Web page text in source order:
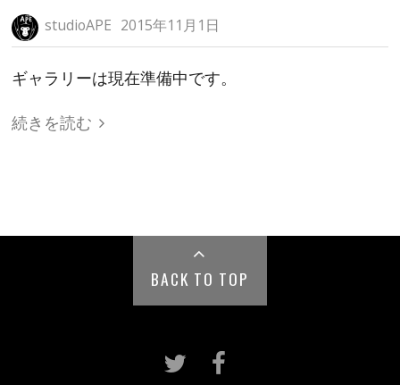
studioAPE 2015年11月1日
ギャラリーは現在準備中です。
続きを読む
BACK TO TOP